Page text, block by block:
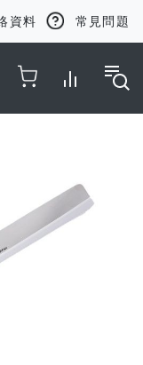
資料 常見問題